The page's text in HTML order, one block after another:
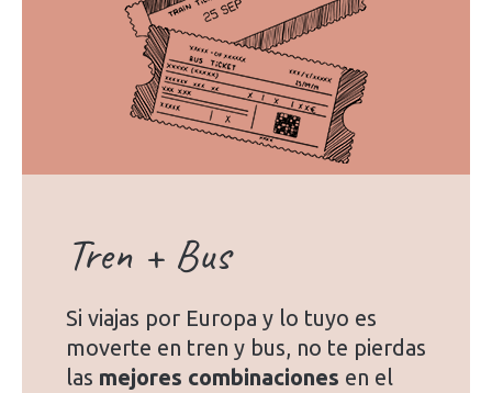
Tren + Bus
Si viajas por Europa y lo tuyo es
moverte en tren y bus, no te pierdas
las mejores combinaciones en el